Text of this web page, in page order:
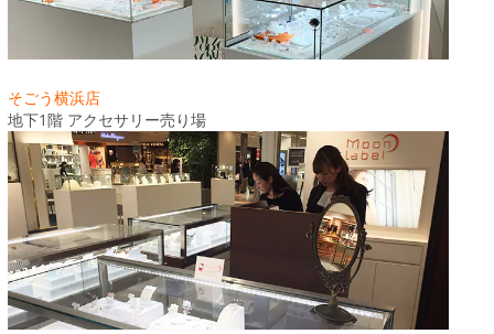
そごう横浜店
地下1階 アクセサリー売り場